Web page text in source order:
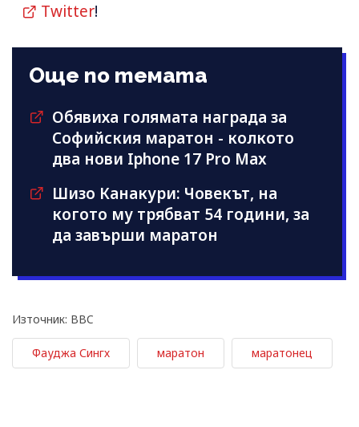
Twitter!
Още по темата
Обявиха голямата награда за
Софийския маратон - колкото
два нови Iphone 17 Pro Max
Шизо Канакури: Човекът, на
когото му трябват 54 години, за
да завърши маратон
Източник: BBC
Фауджа Сингх маратон маратонец